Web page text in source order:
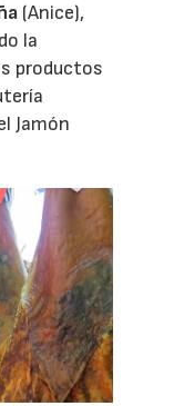
(Anice),
la
productos
Jamón